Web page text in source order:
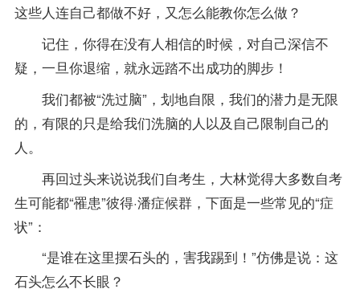
这些人连自己都做不好，又怎么能教你怎么做？
记住，你得在没有人相信的时候，对自己深信不
疑，一旦你退缩，就永远踏不出成功的脚步！
我们都被“洗过脑”，划地自限，我们的潜力是无限
的，有限的只是给我们洗脑的人以及自己限制自己的
人。
再回过头来说说我们自考生，大林觉得大多数自考
生可能都“罹患”彼得·潘症候群，下面是一些常见的“症
状”：
“是谁在这里摆石头的，害我踢到！”仿佛是说：这
石头怎么不长眼？